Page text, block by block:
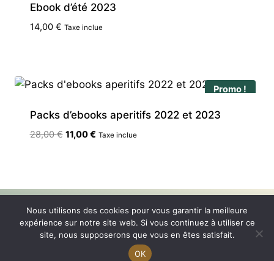
Ebook d’été 2023
14,00 € Taxe inclue
Promo !
Packs d’ebooks aperitifs 2022 et 2023
28,00€ Le
28,00 €.
11,00€Le
11,00 €.
Taxe inclue
Politique de confidentialité
Mentions légales
Connexion
Mon compte
Nous utilisons des cookies pour vous garantir la meilleure
expérience sur notre site web. Si vous continuez à utiliser ce
site, nous supposerons que vous en êtes satisfait.
OK